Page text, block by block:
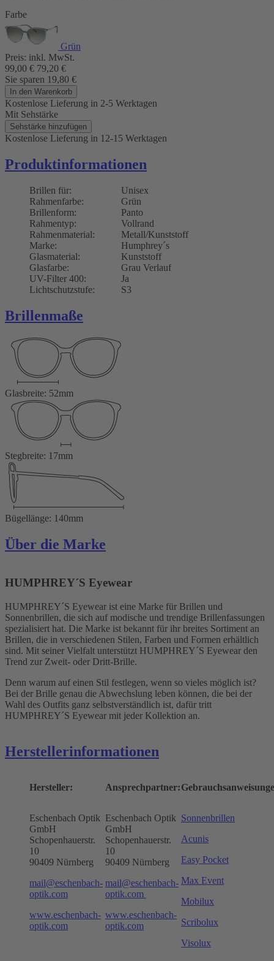
Farbe
Grün
Preis: inkl. MwSt.
99,00 € 79,20 €
Sie sparen 19,80 €
In den Warenkorb
Kostenlose Lieferung in 2-5 Werktagen
Mit Sehstärke
Sehstärke hinzufügen
Kostenlose Lieferung in 12-15 Werktagen
Produktinformationen
Brillen für:
Unisex
Rahmenfarbe:
Grün
Brillenform:
Panto
Rahmentyp:
Vollrand
Rahmenmaterial:
Metall/Kunststoff
Marke:
Humphrey´s
Glasmaterial:
Kunststoff
Glasfarbe:
Grau Verlauf
UV-Filter 400:
Ja
Lichtschutzstufe:
S3
Brillenmaße
Glasbreite: 52mm
Stegbreite: 17mm
Bügellänge: 140mm
Über die Marke
HUMPHREY´S Eyewear
HUMPHREY´S Eyewear ist eine Marke für Brillen und
Sonnenbrillen, die sich auf modische und trendige Brillenfassungen
spezialisiert hat. Die Marke ist bekannt für ihr breites Sortiment an
Brillen, die in verschiedenen Stilen, Farben und Formen erhältlich
sind. Mit seiner Vielfalt unterstützt HUMPHREY´S Eyewear den
Trend zur Zweit- oder Dritt-Brille.
Denn warum auf einen Stil festlegen, wenn so vieles möglich ist?
Bei der Brille genau die Abwechslung leben können, die bei der
Wahl des Outfits ganz selbstverständlich ist, dafür tritt
HUMPHREY´S Eyewear mit jeder Kollektion an.
Herstellerinformationen
Hersteller:
Eschenbach Optik
GmbH
Schopenhauerstr.
10
90409 Nürnberg
mail@eschenbach-
optik.com
www.eschenbach-
optik.com
Ansprechpartner:
Eschenbach Optik
GmbH
Schopenhauerstr.
10
90409 Nürnberg
mail@eschenbach-
optik.com
www.eschenbach-
optik.com
Sonnenbrillen
Acunis
Easy Pocket
Max Event
Mobilux
Scribolux
Visolux